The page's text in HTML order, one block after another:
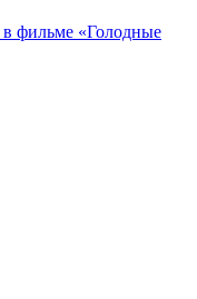
фильме «Голодные